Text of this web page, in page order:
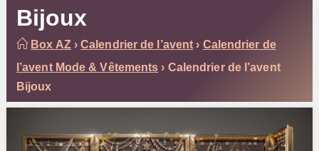
Bijoux
Box AZ›Calendrier de l’avent › Calendrier de
l’avent Mode & Vêtements › Calendrier de l’avent
Bijoux